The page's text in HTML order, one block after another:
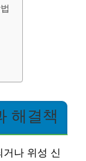
해결책
나 위성 신